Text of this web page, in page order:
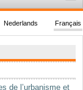
Français
Nederlands
de l’urbanisme et